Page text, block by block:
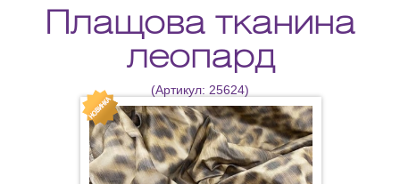
Плащова тканина
леопард
(Артикул: 25624)